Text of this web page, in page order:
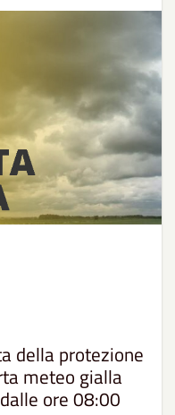
della protezione
meteo gialla
ore 08:00